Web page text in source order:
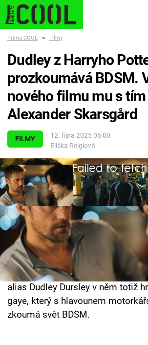
ESCAPE PLNEJ KOTEL AVENGERS 5
Témata
Filmy
Seriály
Hry
Cool Esport
Pořady
TV Program
Sledujte prima+
Prima COOL ■ Filmy
FILMY
12. října 2025 06:00
Eliška Reiglová
Dudley z Harryho
prozkoumává BDSM.
nového filmu mu s
Alexander Skarsgård
Failed to fetch
Pakliže J. K. Rowling měla
představitel Nevilla Longbottoma
reklamě na spodní prádlo, z
jí pravděpodobně klepne pepka.
alias Dudley Dursley v něm totiž
gaye, který s hlavounem
zkoumá svět BDSM.